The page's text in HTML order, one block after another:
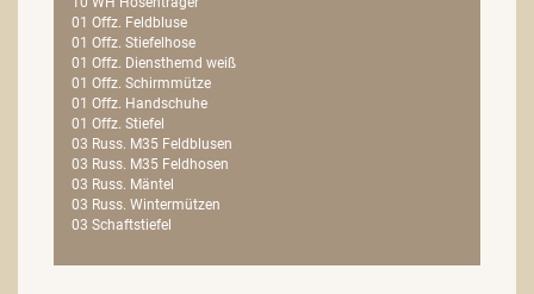
01 Offz. Feldbluse
01 Offz. Stiefelhose
01 Offz. Diensthemd weiß
01 Offz. Schirmmütze
01 Offz. Handschuhe
01 Offz. Stiefel
03 Russ. M35 Feldblusen
03 Russ. M35 Feldhosen
03 Russ. Mäntel
03 Russ. Wintermützen
03 Schaftstiefel